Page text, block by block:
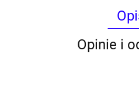
Opinie i